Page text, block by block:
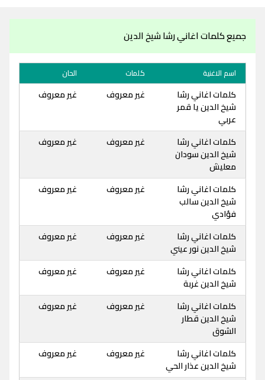
جميع كلمات اغاني رشا شيخ الدين
اسم الاغنية كلمات الحان
كلمات اغاني رشا
شيخ الدين يا قمر
عربي
غير معروف غير معروف
كلمات اغاني رشا
شيخ الدين سودان
معليش
غير معروف غير معروف
كلمات اغاني رشا
شيخ الدين سالب
فؤادي
غير معروف غير معروف
كلمات اغاني رشا
شيخ الدين نور عيني
غير معروف غير معروف
كلمات اغاني رشا
شيخ الدين غربة
غير معروف غير معروف
كلمات اغاني رشا
شيخ الدين قطار
الشوق
غير معروف غير معروف
كلمات اغاني رشا
شيخ الدين عذار الحي
غير معروف غير معروف